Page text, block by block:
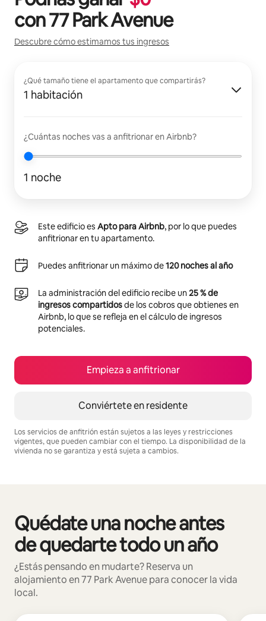
con77 Park Avenue
Descubre cómo estimamos tus ingresos
¿Qué tamaño tiene el apartamento que compartirás?
1 habitación
¿Cuántas noches vas a anfitrionar en Airbnb?
1 noche
Este edificio es Apto para Airbnb, por lo que puedes
anfitrionar en tu apartamento.
Puedes anfitrionar un máximo de120 noches al año
La administración del edificio recibe un25 % de
ingresos compartidosde los cobros que obtienes en
Airbnb, lo que se refleja en el cálculo de ingresos
potenciales.
Empieza a anfitrionar
Conviértete en residente
Los servicios de anfitrión están sujetos a las leyes y restricciones
vigentes, que pueden cambiar con el tiempo. La disponibilidad de la
vivienda no se garantiza y está sujeta a cambios.
Quédate una noche antes
de quedarte todo un año
¿Estás pensando en mudarte? Reserva un
alojamiento en 77 Park Avenue para conocer la vida
local.
Se muestran0 de 0 elementos